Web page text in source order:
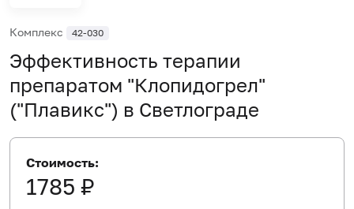
Комплекс 42-030
Эффективность терапии
препаратом "Клопидогрел"
("Плавикс") в Светлограде
Стоимость:
1785 ₽